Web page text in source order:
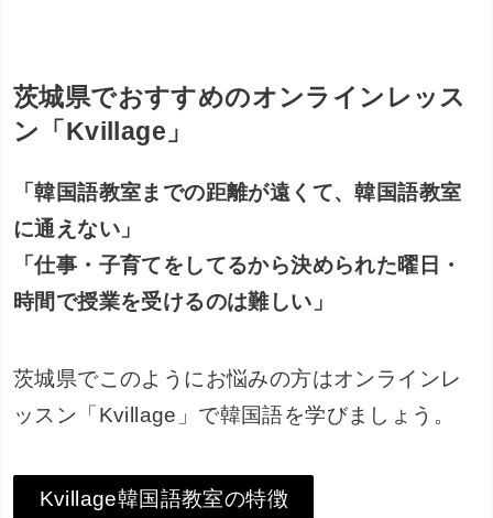
茨城県でおすすめのオンラインレッス
ン「Kvillage」
「韓国語教室までの距離が遠くて、韓国語教室
に通えない」
「仕事・子育てをしてるから決められた曜日・
時間で授業を受けるのは難しい」
茨城県でこのようにお悩みの方はオンラインレ
ッスン「Kvillage」で韓国語を学びましょう。
Kvillage韓国語教室の特徴